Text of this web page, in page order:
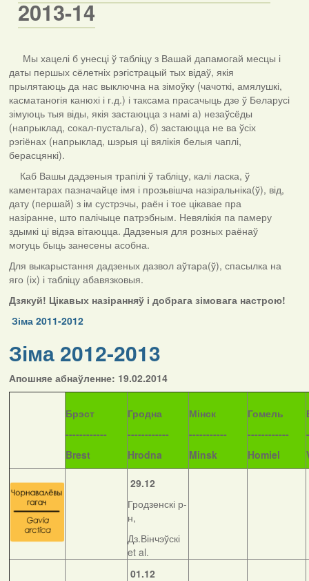
2013-14
Мы хацелі б унесці ў табліцу з Вашай дапамогай месцы і
даты першых сёлетніх рэгістрацый тых відаў, якія
прылятаюць да нас выключна на зімоўку (чачоткі, амялушкі,
касматаногія канюхі і г.д.) і таксама прасачыць дзе ў Беларусі
зімуюць тыя віды, якія застаюцца з намі а) незаўсёды
(напрыклад, сокал-пустальга), б) застаюцца не ва ўсіх
рэгіёнах (напрыклад, шэрыя ці вялікія белыя чаплі,
берасцянкі).
Каб Вашы дадзеныя трапілі ў табліцу, калі ласка, ў
каментарах пазначайце імя і прозьвішча назіральніка(ў), від,
дату (першай) з ім сустрэчы, раён і тое цікавае пра
назіранне, што палічыце патрэбным. Невялікія па памеру
здымкі ці відэа вітаюцца. Дадзеныя для розных раёнаў
могуць быць занесены асобна.
Для выкарыстання дадзеных дазвол аўтара(ў), спасылка на
яго (іх) і табліцу абавязковыя.
Дзякуй! Цікавых назіранняў і добрага зімовага настрою!
Зіма 2011-2012
Зіма 2012-2013
Апошняе абнаўленне: 19.02.2014
Брэст
------------
Brest
Гродна
------------
Hrodna
Мінск
-----------
Minsk
Гомель
------------
Homiel
29.12
Гродзенскі р-
н,
Дз.Вінчэўскі
et al.
01.12